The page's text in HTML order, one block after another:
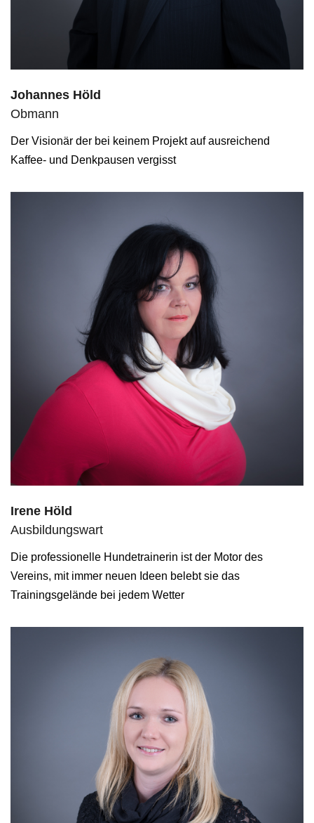
Johannes Höld
Obmann
Der Visionär der bei keinem Projekt auf ausreichend
Kaffee- und Denkpausen vergisst
Irene Höld
Ausbildungswart
Die professionelle Hundetrainerin ist der Motor des
Vereins, mit immer neuen Ideen belebt sie das
Trainingsgelände bei jedem Wetter